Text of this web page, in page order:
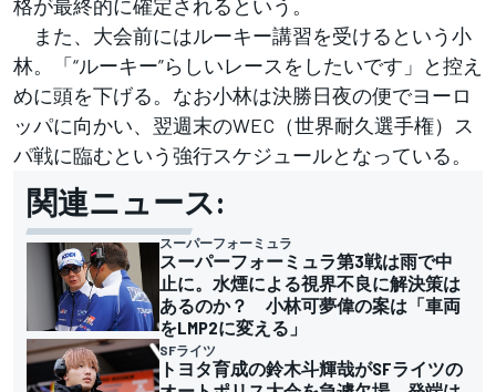
格が最終的に確定されるという。
また、大会前にはルーキー講習を受けるという小
林。「“ルーキー”らしいレースをしたいです」と控え
めに頭を下げる。なお小林は決勝日夜の便でヨーロ
ッパに向かい、翌週末のWEC（世界耐久選手権）ス
パ戦に臨むという強行スケジュールとなっている。
関連ニュース:
スーパーフォーミュラ
スーパーフォーミュラ第3戦は雨で中
止に。水煙による視界不良に解決策は
あるのか？ 小林可夢偉の案は「車両
をLMP2に変える」
SFライツ
トヨタ育成の鈴木斗輝哉がSFライツの